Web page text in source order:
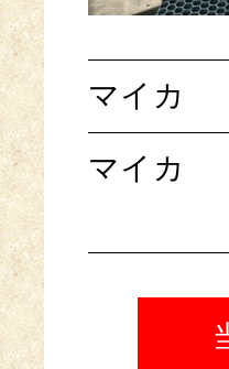
マイカ
マイカ